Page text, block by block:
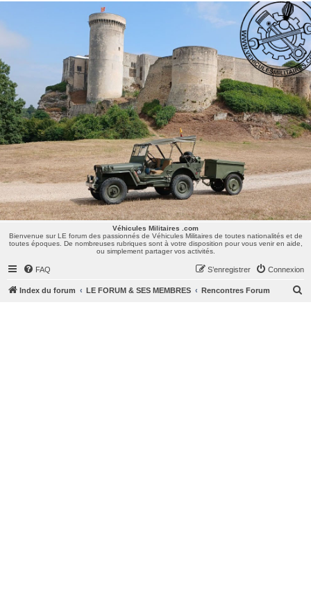
Véhicules Militaires .com
Bienvenue sur LE forum des passionnés de Véhicules Militaires de toutes nationalités et de
toutes époques. De nombreuses rubriques sont à votre disposition pour vous venir en aide,
ou simplement partager vos activités.
Véhicules Militaires .com
Bienvenue sur LE forum des passionnés de Véhicules Militaires de toutes nationalités et de
toutes époques. De nombreuses rubriques sont à votre disposition pour vous venir en aide,
ou simplement partager vos activités.
FAQ Connexion
S’enregistrer
Index du forum LE FORUM & SES MEMBRES Rencontres Forum